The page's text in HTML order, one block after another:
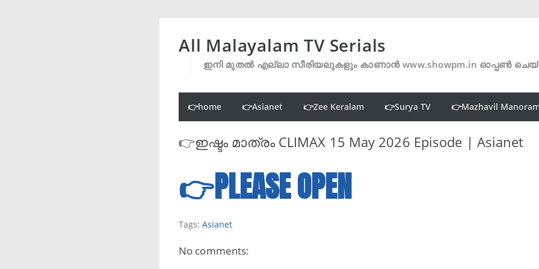
All Malayalam TV Serials
ഇനി മുതൽ എല്ലാ സീരിയലുകളും കാണാൻ www.showpm.in ഓപ്പൺ
👉home 👉Asianet 👉Zee Keralam 👉Surya TV 👉Mazhavil
👉ഇഷ്ടം മാത്രം CLIMAX 15 May 2026 Episode | Asianet
👉PLEASE OPEN
Tags: Asianet
No comments: